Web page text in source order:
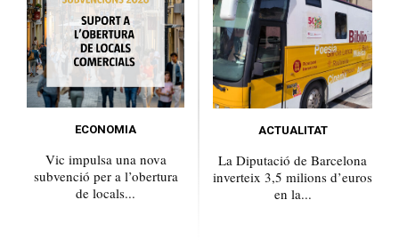
ECONOMIA
Vic impulsa una nova
subvenció per a l’obertura
de locals...
ACTUALITAT
La Diputació de Barcelona
inverteix 3,5 milions d’euros
en la...